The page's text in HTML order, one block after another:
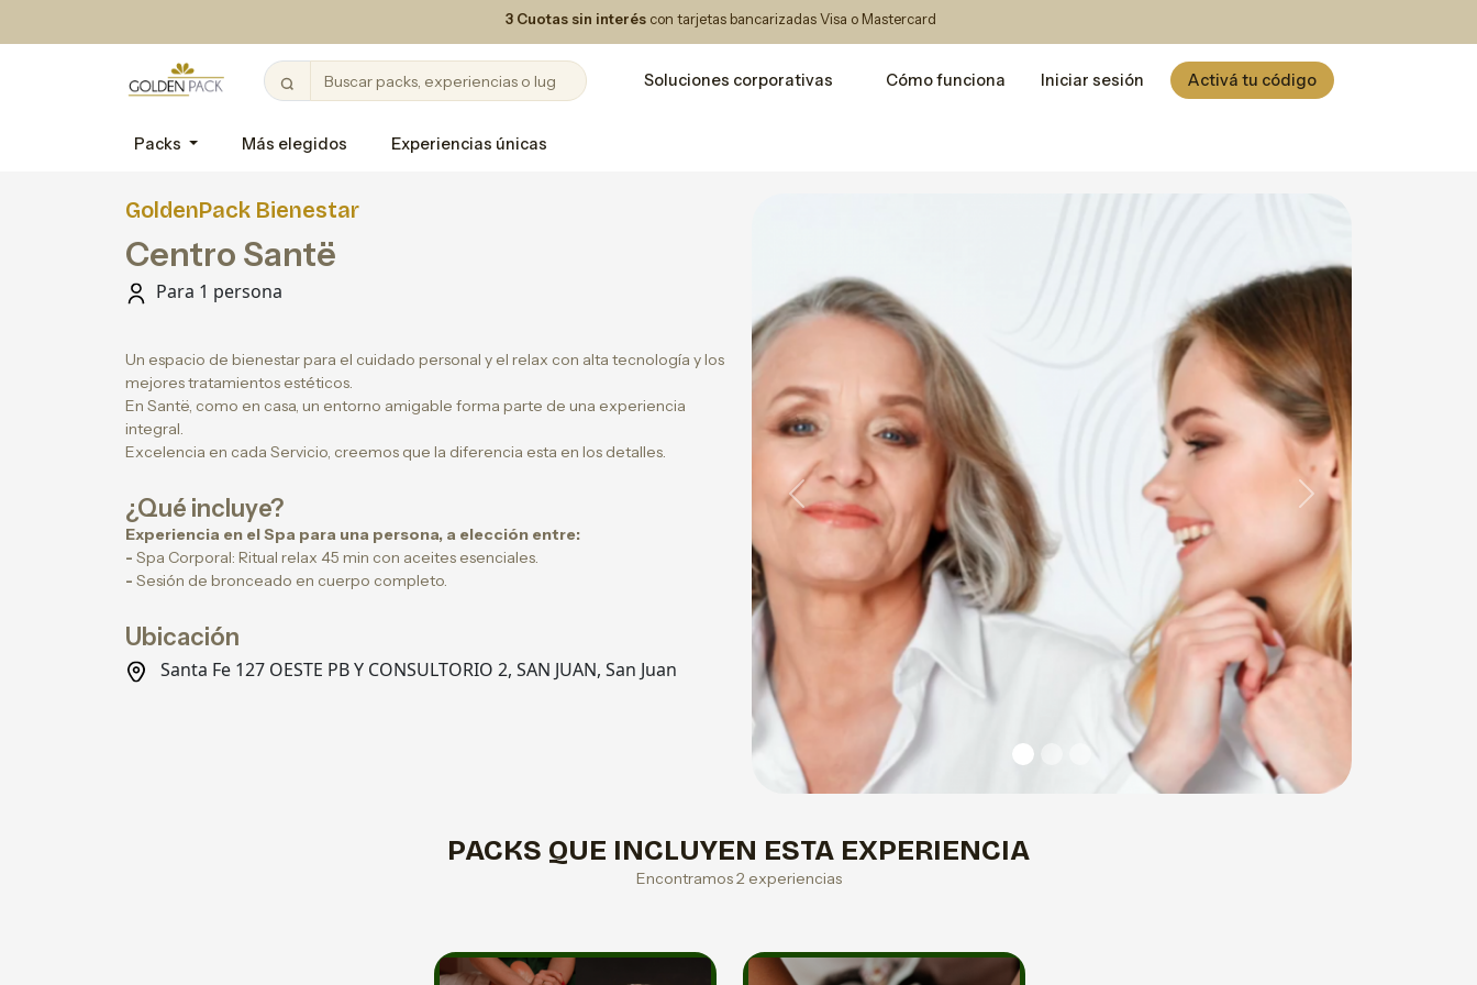
3 Cuotas sin interés con tarjetas bancarizadas Visa o Mastercard
Soluciones corporativas Cómo funciona Iniciar sesión Activá tu código
Packs Más elegidos Experiencias únicas
GoldenPack Bienestar
Centro Santë
Para 1 persona
Un espacio de bienestar para el cuidado personal y el relax con alta tecnología y los
mejores tratamientos estéticos.
En Santë, como en casa, un entorno amigable forma parte de una experiencia
integral.
Excelencia en cada Servicio, creemos que la diferencia esta en los detalles.
¿Qué incluye?
Experiencia en el Spa para una persona, a elección entre:
- Spa Corporal: Ritual relax 45 min con aceites esenciales.
- Sesión de bronceado en cuerpo completo.
Ubicación
Santa Fe 127 OESTE PB Y CONSULTORIO 2, SAN JUAN, San Juan
Previous Next
PACKS QUE INCLUYEN ESTA EXPERIENCIA
Encontramos 2 experiencias